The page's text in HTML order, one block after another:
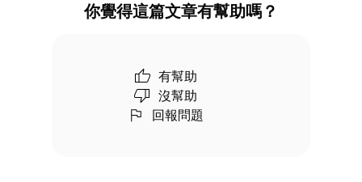
你覺得這篇文章有幫助嗎？
有幫助
沒幫助
回報問題